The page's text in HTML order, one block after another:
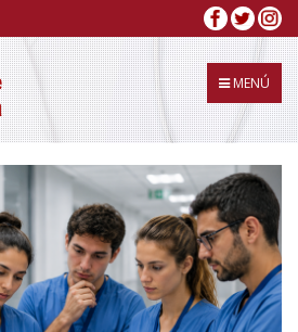
MENÚ